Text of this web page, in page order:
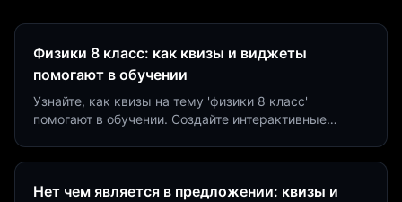
Физики 8 класс: как квизы и виджеты
помогают в обучении
Узнайте, как квизы на тему 'физики 8 класс'
помогают в обучении. Создайте интерактивные
Нет чем является в предложении: квизы и